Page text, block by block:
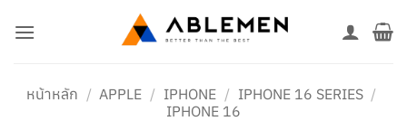
หน้าหลัก / APPLE / IPHONE / IPHONE 16 SERIES /
IPHONE 16